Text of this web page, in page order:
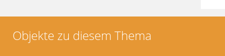
Objekte zu diesem Thema